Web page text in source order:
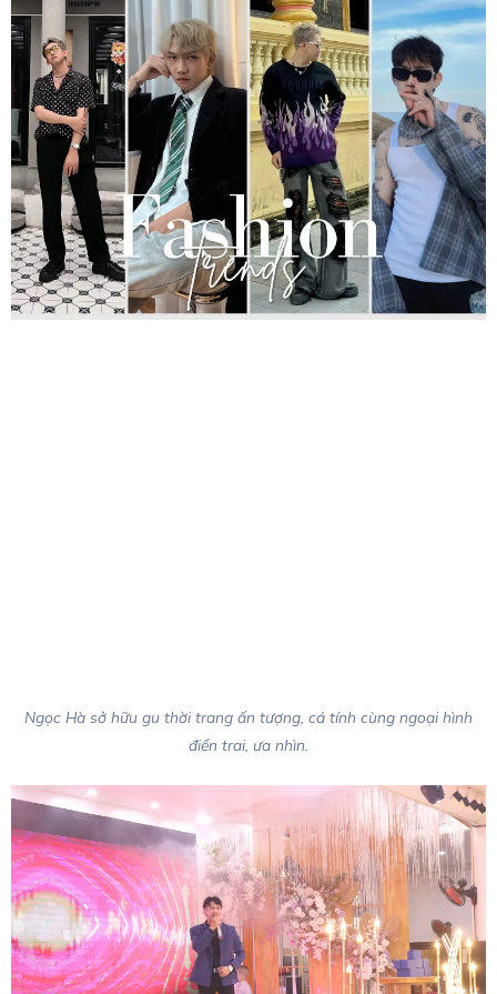
Ngọc Hà sở hữu gu thời trang ấn tượng, cá tính cùng ngoại hình
điển trai, ưa nhìn.